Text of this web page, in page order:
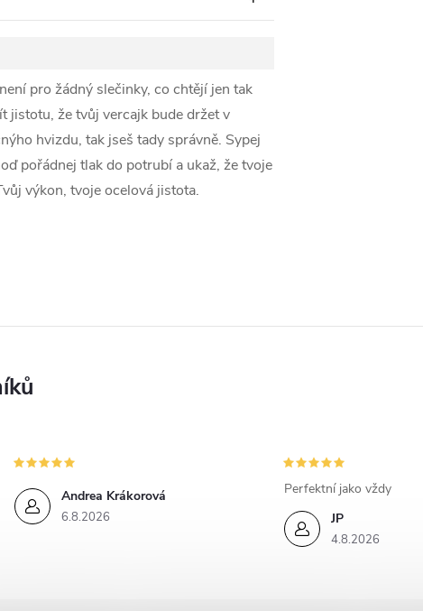
pro žádný slečinky, co chtějí jen tak
jistotu, že tvůj vercajk bude držet v
hvizdu, tak jseš tady správně. Sypej
pořádnej tlak do potrubí a ukaž, že tvoje
výkon, tvoje ocelová jistota.
Andrea Krákorová
6.8.2026 JP
4.8.2026
Perfektní jako vždy